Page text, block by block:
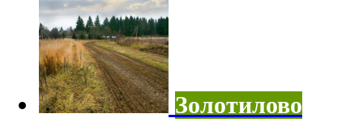
Золотилово